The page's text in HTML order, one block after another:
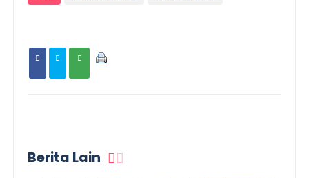
Berita Lain